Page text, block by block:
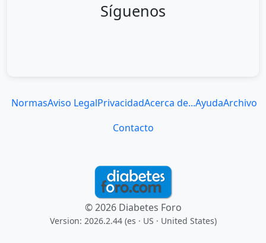
Síguenos
NormasAviso LegalPrivacidadAcerca de...AyudaArchivo
Contacto
© 2026 Diabetes Foro
Version: 2026.2.44 (es · US · United States)